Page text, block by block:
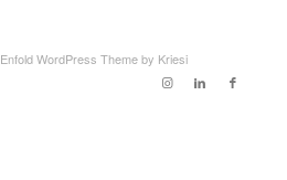
Enfold WordPress Theme by Kriesi